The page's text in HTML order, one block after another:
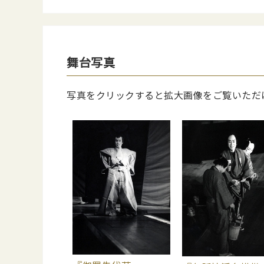
舞台写真
写真をクリックすると拡大画像をご覧いた